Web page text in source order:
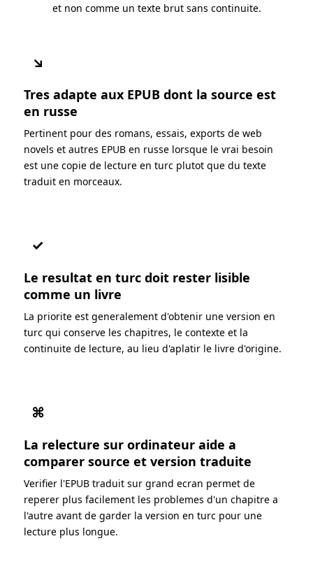
et non comme un texte brut sans continuite.
↘
Tres adapte aux EPUB dont la source est
en russe
Pertinent pour des romans, essais, exports de web
novels et autres EPUB en russe lorsque le vrai besoin
est une copie de lecture en turc plutot que du texte
traduit en morceaux.
✓
Le resultat en turc doit rester lisible
comme un livre
La priorite est generalement d'obtenir une version en
turc qui conserve les chapitres, le contexte et la
continuite de lecture, au lieu d'aplatir le livre d'origine.
⌘
La relecture sur ordinateur aide a
comparer source et version traduite
Verifier l'EPUB traduit sur grand ecran permet de
reperer plus facilement les problemes d'un chapitre a
l'autre avant de garder la version en turc pour une
lecture plus longue.